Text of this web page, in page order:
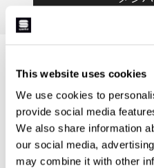
This website uses cookies
We use cookies to
provide social media
We also share information
our social media,
may combine it with other
気にな
こ
お気軽に日本語カスタマー
さい。（